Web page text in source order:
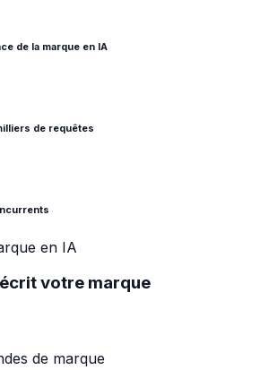
de la marque en IA
de requêtes
en IA
votre marque
de marque